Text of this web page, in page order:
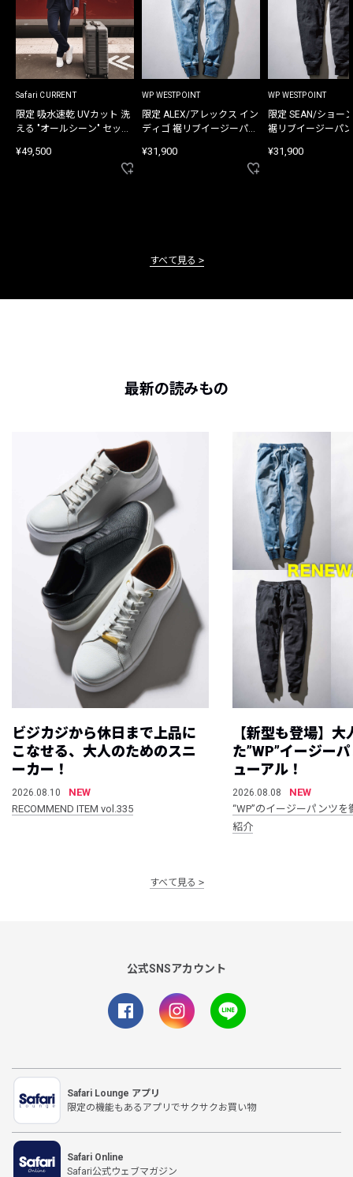
Safari CURRENT
限定 吸水速乾 UVカット 洗
える "オールシーン" セット
¥49,500
WP WESTPOINT
限定 ALEX/アレックス イン
ディゴ 裾リブイージーパン
¥31,900
WP WESTPOINT
限定 SEAN/ショー
裾リブイージーパ
¥31,900
すべて見る
最新の読みもの
ビジカジから休日まで上品に
こなせる、大人のためのスニ
ーカー！
2026.08.10
NEW
RECOMMEND ITEM vol.335
【新型も登場】大
た”WP”イージー
ューアル！
2026.08.08
NEW
“WP”のイージーパンツ
紹介
すべて見る
公式SNSアカウント
Safari Lounge アプリ
限定の機能もあるアプリでサクサクお買い物
Safari Online
Safari公式ウェブマガジン